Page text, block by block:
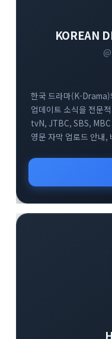
KOREAN
한국 드라마(K-Drama)
업데이트 소식을 전문
tvN, JTBC, SBS, MBC
영문 자막 업로드 안내,
확인하고 소통하는 대